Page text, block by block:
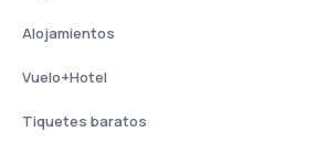
Alojamientos
Vuelo+Hotel
Tiquetes baratos